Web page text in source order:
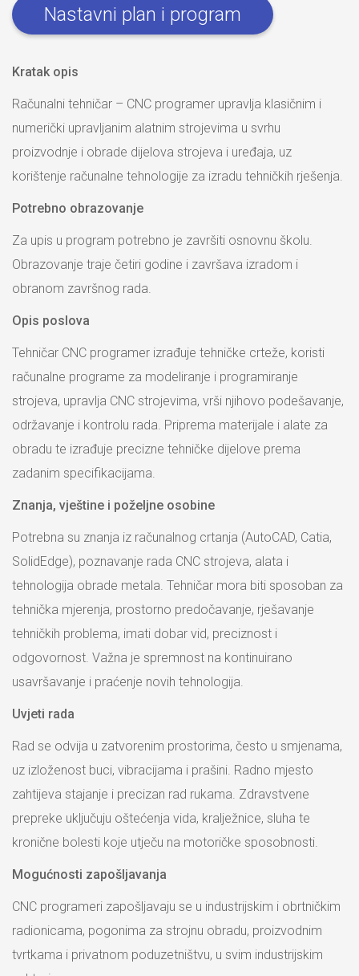
Nastavni plan i program
Kratak opis
Računalni tehničar – CNC programer upravlja klasičnim i
numerički upravljanim alatnim strojevima u svrhu
proizvodnje i obrade dijelova strojeva i uređaja, uz
korištenje računalne tehnologije za izradu tehničkih rješenja.
Potrebno obrazovanje
Za upis u program potrebno je završiti osnovnu školu.
Obrazovanje traje četiri godine i završava izradom i
obranom završnog rada.
Opis poslova
Tehničar CNC programer izrađuje tehničke crteže, koristi
računalne programe za modeliranje i programiranje
strojeva, upravlja CNC strojevima, vrši njihovo podešavanje,
održavanje i kontrolu rada. Priprema materijale i alate za
obradu te izrađuje precizne tehničke dijelove prema
zadanim specifikacijama.
Znanja, vještine i poželjne osobine
Potrebna su znanja iz računalnog crtanja (AutoCAD, Catia,
SolidEdge), poznavanje rada CNC strojeva, alata i
tehnologija obrade metala. Tehničar mora biti sposoban za
tehnička mjerenja, prostorno predočavanje, rješavanje
tehničkih problema, imati dobar vid, preciznost i
odgovornost. Važna je spremnost na kontinuirano
usavršavanje i praćenje novih tehnologija.
Uvjeti rada
Rad se odvija u zatvorenim prostorima, često u smjenama,
uz izloženost buci, vibracijama i prašini. Radno mjesto
zahtijeva stajanje i precizan rad rukama. Zdravstvene
prepreke uključuju oštećenja vida, kralježnice, sluha te
kronične bolesti koje utječu na motoričke sposobnosti.
Mogućnosti zapošljavanja
CNC programeri zapošljavaju se u industrijskim i obrtničkim
radionicama, pogonima za strojnu obradu, proizvodnim
tvrtkama i privatnom poduzetništvu, u svim industrijskim